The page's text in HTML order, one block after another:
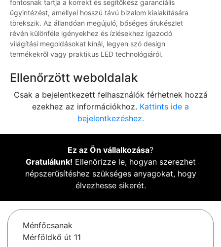
fontosnak tartja a korrekt és segítőkész garanciális
ügyintézést, amellyel hosszú távú bizalom kialakítására
törekszik. Az állandóan megújuló, bőséges árukészlet
révén különféle igényekhez és ízlésekhez igazodó
világítási megoldásokat kínál, legyen szó design
termékekről vagy praktikus LED technológiáról.
Ellenőrzött weboldalak
Csak a bejelentkezett felhasználók férhetnek hozzá
ezekhez az információkhoz. Kattints ide a
bejelentkezéshez.
Ez az Ön vállalkozása?
Gratulálunk! Ellenőrizze le, hogyan szerezhet
népszerűsítéshez szükséges anyagokat, hogy
élvezhesse sikerét.
Ménfőcsanak
Mérföldkő út 11